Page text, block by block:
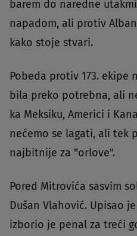
barem do naredne
napadom, ali protiv
kako stoje stvari.
Pobeda protiv 173. ekipe
bila preko potrebna, ali
ka Meksiku, Americi i
nećemo se lagati, ali tek
najbitnije za "orlove".
Pored Mitrovića sasvim
Dušan Vlahović. Upisao
izborio je penal za treći